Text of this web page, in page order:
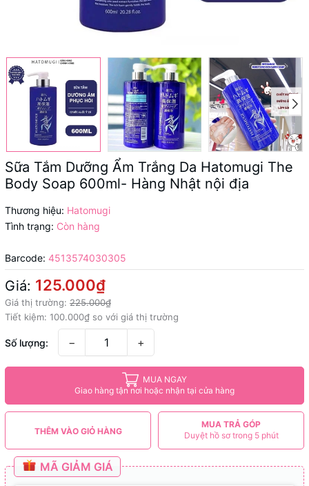
Sữa Tắm Dưỡng Ẩm Trắng Da Hatomugi The
Body Soap 600ml- Hàng Nhật nội địa
Thương hiệu: Hatomugi
Tình trạng: Còn hàng
Barcode: 4513574030305
Giá: 125.000₫
Giá thị trường: 225.000₫
Tiết kiệm: 100.000₫ so với giá thị trường
Số lượng: − +
MUA NGAY
Giao hàng tận nơi hoặc nhận tại cửa hàng
THÊM VÀO GIỎ HÀNG
MUA TRẢ GÓP
Duyệt hồ sơ trong 5 phút
MÃ GIẢM GIÁ